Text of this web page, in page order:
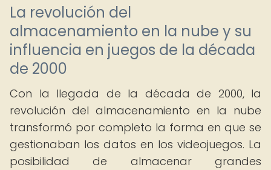
La revolución del
almacenamiento en la nube y su
influencia en juegos de la década
de 2000
Con la llegada de la década de 2000, la
revolución del almacenamiento en la nube
transformó por completo la forma en que se
gestionaban los datos en los videojuegos. La
posibilidad de almacenar grandes